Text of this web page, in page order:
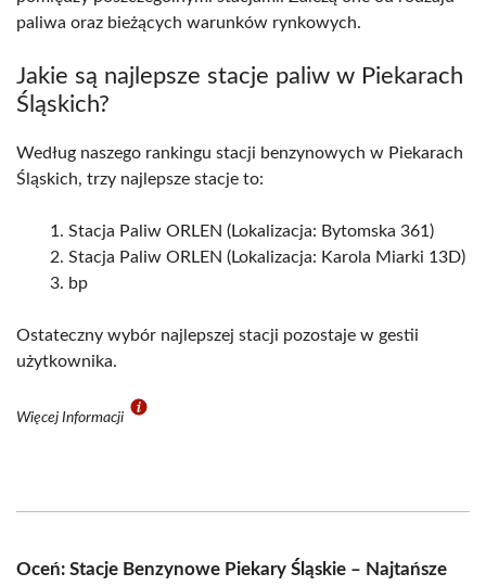
paliwa oraz bieżących warunków rynkowych.
Jakie są najlepsze stacje paliw w Piekarach
Śląskich?
Według naszego rankingu stacji benzynowych w Piekarach
Śląskich, trzy najlepsze stacje to:
Stacja Paliw ORLEN (Lokalizacja: Bytomska 361)
Stacja Paliw ORLEN (Lokalizacja: Karola Miarki 13D)
bp
Ostateczny wybór najlepszej stacji pozostaje w gestii
użytkownika.
Więcej Informacji
Oceń: Stacje Benzynowe Piekary Śląskie – Najtańsze